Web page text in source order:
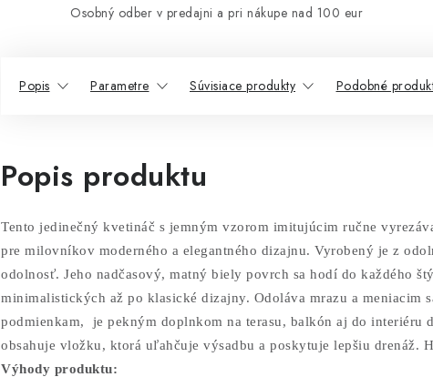
Osobný odber v predajni a pri nákupe nad 100 eur
Popis Parametre Súvisiace produkty Podobné
Popis produktu
Tento jedinečný kvetináč s jemným vzorom imitujúcim ručne
pre milovníkov moderného a elegantného dizajnu. Vyrobený je z
odolnosť. Jeho nadčasový, matný biely povrch sa hodí do každého
minimalistických až po klasické dizajny. Odoláva mrazu a meniacim
podmienkam, je pekným doplnkom na terasu, balkón aj do interiéru
obsahuje vložku, ktorá uľahčuje výsadbu a poskytuje lepšiu drenáž.
Výhody produktu: